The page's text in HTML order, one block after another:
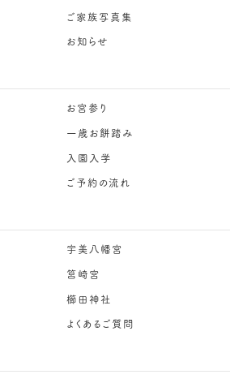
ご家族写真集
お知らせ
お宮参り
一歳お餅踏み
入園入学
ご予約の流れ
宇美八幡宮
筥崎宮
櫛田神社
よくあるご質問